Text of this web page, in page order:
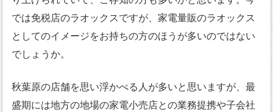
では免税店のラオックスですが、家電量販のラオックス
としてのイメージをお持ちの方のほうが多いのではない
でしょうか。
秋葉原の店舗を思い浮かべる人が多いと思いますが、最
盛期には地方の地場の家電小売店との業務提携や子会社